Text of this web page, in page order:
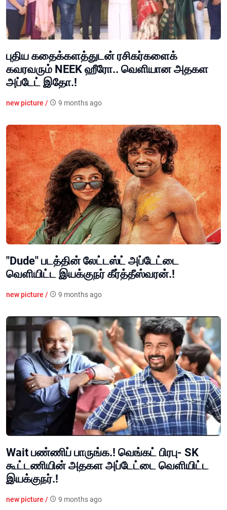
புதிய கதைக்களத்துடன் ரசிகர்களைக்
கவரவரும் NEEK ஹீரோ.. வெளியான அதகள
அப்டேட் இதோ.!
new picture / 9 months ago
"Dude" படத்தின் லேட்டஸ்ட் அப்டேட்டை
வெளியிட்ட இயக்குநர் கீர்த்தீஸ்வரன்.!
new picture / 9 months ago
Wait பண்ணிப் பாருங்க.! வெங்கட் பிரபு- SK
கூட்டணியின் அதகள அப்டேட்டை வெளியிட்ட
இயக்குநர்.!
new picture / 9 months ago